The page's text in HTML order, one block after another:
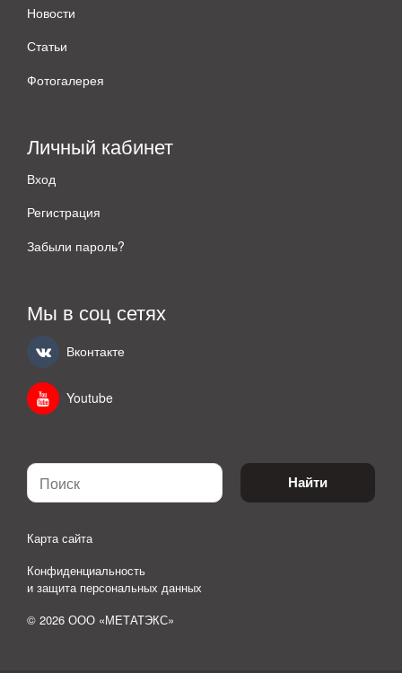
Новости
Статьи
Фотогалерея
Личный кабинет
Вход
Регистрация
Забыли пароль?
Мы в соц сетях
Вконтакте
Youtube
Найти
Карта сайта
Конфиденциальность
и защита персональных данных
© 2026 ООО «МЕТАТЭКС»